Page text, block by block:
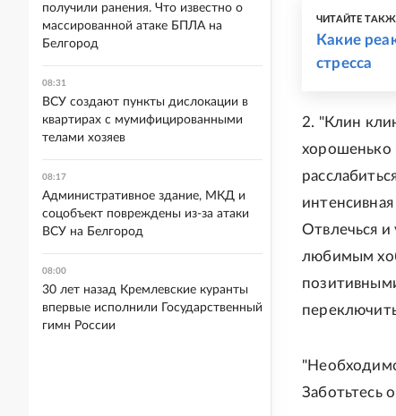
ЧИТАЙТЕ
Какие
стресса
2. "Клин
хорошенько
Отвлечься и
любимым
Заботьтесь
получили ранения. Что известно о
массированной атаке БПЛА на
Белгород
08:31
ВСУ создают пункты дислокации в
квартирах с мумифицированными
телами хозяев
08:17
Административное здание, МКД и
соцобъект повреждены из-за атаки
ВСУ на Белгород
08:00
30 лет назад Кремлевские куранты
впервые исполнили Государственный
гимн России